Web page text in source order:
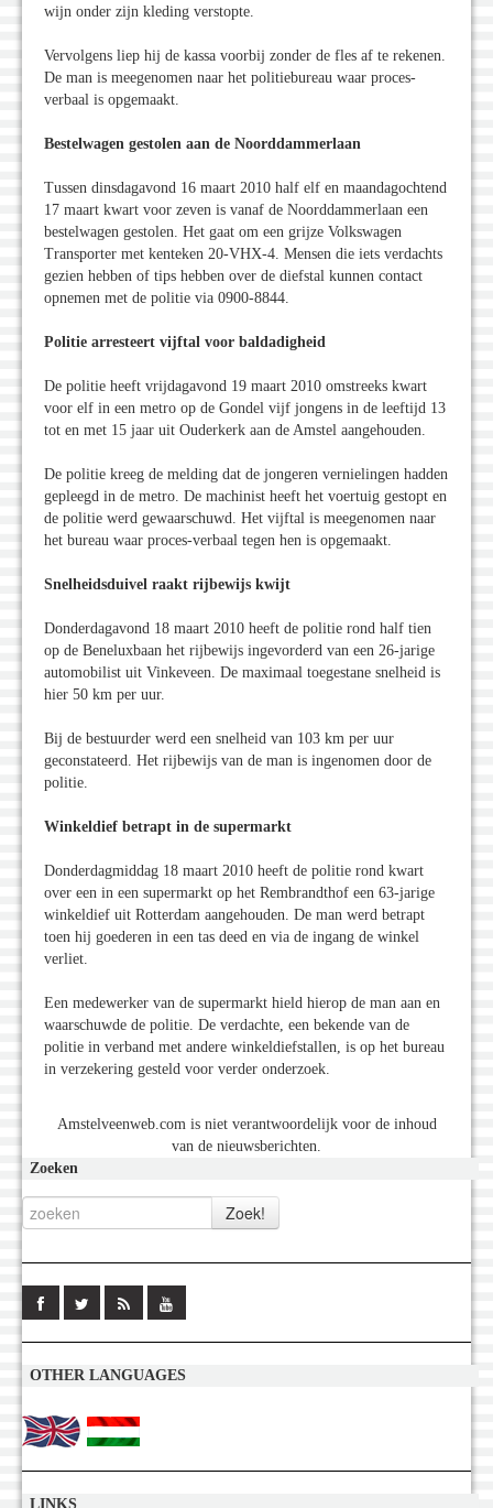
wijn onder zijn kleding verstopte.
Vervolgens liep hij de kassa voorbij zonder de fles af te rekenen.
De man is meegenomen naar het politiebureau waar proces-
verbaal is opgemaakt.
Bestelwagen gestolen aan de Noorddammerlaan
Tussen dinsdagavond 16 maart 2010 half elf en maandagochtend
17 maart kwart voor zeven is vanaf de Noorddammerlaan een
bestelwagen gestolen. Het gaat om een grijze Volkswagen
Transporter met kenteken 20-VHX-4. Mensen die iets verdachts
gezien hebben of tips hebben over de diefstal kunnen contact
opnemen met de politie via 0900-8844.
Politie arresteert vijftal voor baldadigheid
De politie heeft vrijdagavond 19 maart 2010 omstreeks kwart
voor elf in een metro op de Gondel vijf jongens in de leeftijd 13
tot en met 15 jaar uit Ouderkerk aan de Amstel aangehouden.
De politie kreeg de melding dat de jongeren vernielingen hadden
gepleegd in de metro. De machinist heeft het voertuig gestopt en
de politie werd gewaarschuwd. Het vijftal is meegenomen naar
het bureau waar proces-verbaal tegen hen is opgemaakt.
Snelheidsduivel raakt rijbewijs kwijt
Donderdagavond 18 maart 2010 heeft de politie rond half tien
op de Beneluxbaan het rijbewijs ingevorderd van een 26-jarige
automobilist uit Vinkeveen. De maximaal toegestane snelheid is
hier 50 km per uur.
Bij de bestuurder werd een snelheid van 103 km per uur
geconstateerd. Het rijbewijs van de man is ingenomen door de
politie.
Winkeldief betrapt in de supermarkt
Donderdagmiddag 18 maart 2010 heeft de politie rond kwart
over een in een supermarkt op het Rembrandthof een 63-jarige
winkeldief uit Rotterdam aangehouden. De man werd betrapt
toen hij goederen in een tas deed en via de ingang de winkel
verliet.
Een medewerker van de supermarkt hield hierop de man aan en
waarschuwde de politie. De verdachte, een bekende van de
politie in verband met andere winkeldiefstallen, is op het bureau
in verzekering gesteld voor verder onderzoek.
Amstelveenweb.com is niet verantwoordelijk voor de inhoud
van de nieuwsberichten.
Zoeken
OTHER LANGUAGES
LINKS